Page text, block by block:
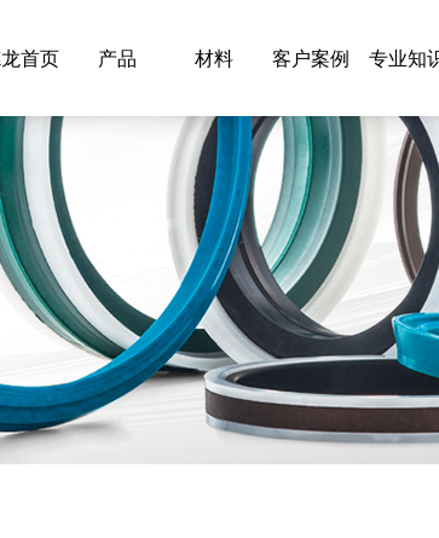
首页 产品 材料 客户案例 专业知